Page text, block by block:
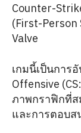
Counter-
(First-
Valve
เกมนี้เป็นการ
Offensive
ภาพกราฟิกที่ส
และการตอบส